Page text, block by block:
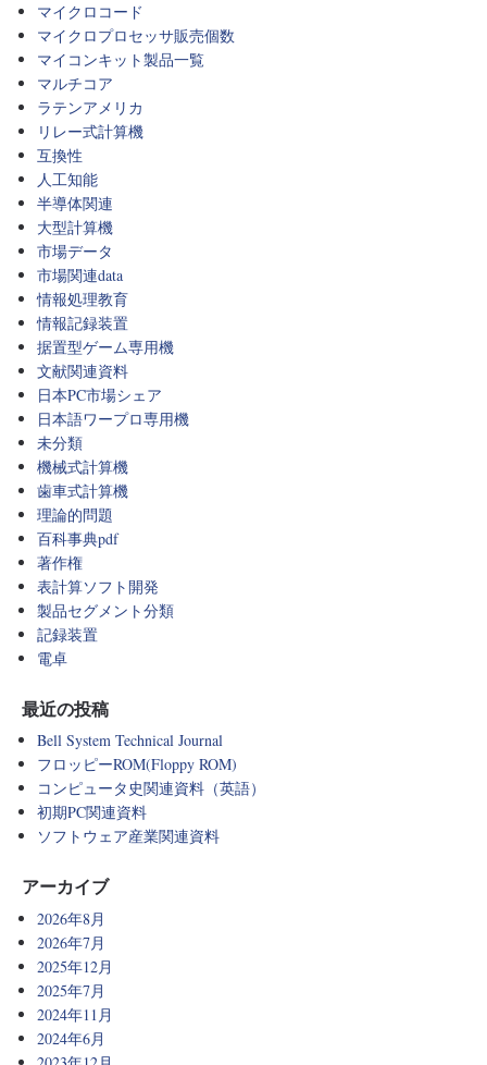
マイクロコード
マイクロプロセッサ販売個数
マイコンキット製品一覧
マルチコア
ラテンアメリカ
リレー式計算機
互換性
人工知能
半導体関連
大型計算機
市場データ
市場関連data
情報処理教育
情報記録装置
据置型ゲーム専用機
文献関連資料
日本PC市場シェア
日本語ワープロ専用機
未分類
機械式計算機
歯車式計算機
理論的問題
百科事典pdf
著作権
表計算ソフト開発
製品セグメント分類
記録装置
電卓
最近の投稿
Bell System Technical Journal
フロッピーROM(Floppy ROM)
コンピュータ史関連資料（英語）
初期PC関連資料
ソフトウェア産業関連資料
アーカイブ
2026年8月
2026年7月
2025年12月
2025年7月
2024年11月
2024年6月